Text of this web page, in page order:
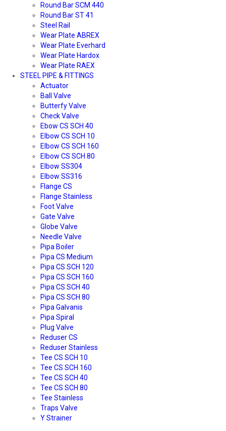
Round Bar SCM 440
Round Bar ST 41
Steel Rail
Wear Plate ABREX
Wear Plate Everhard
Wear Plate Hardox
Wear Plate RAEX
STEEL PIPE & FITTINGS
Actuator
Ball Valve
Butterfy Valve
Check Valve
Ebow CS SCH 40
Elbow CS SCH 10
Elbow CS SCH 160
Elbow CS SCH 80
Elbow SS304
Elbow SS316
Flange CS
Flange Stainless
Foot Valve
Gate Valve
Globe Valve
Needle Valve
Pipa Boiler
Pipa CS Medium
Pipa CS SCH 120
Pipa CS SCH 160
Pipa CS SCH 40
Pipa CS SCH 80
Pipa Galvanis
Pipa Spiral
Plug Valve
Reduser CS
Reduser Stainless
Tee CS SCH 10
Tee CS SCH 160
Tee CS SCH 40
Tee CS SCH 80
Tee Stainless
Traps Valve
Y Strainer